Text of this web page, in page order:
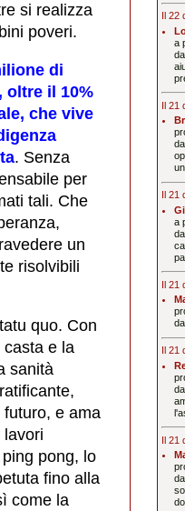
si realizza
poveri.
di
oltre il 10%
che vive
. Senza
per
tali. Che
un
risolvibili
quo. Con
casta e la
sanità
e ama
lavori
pong, lo
fino alla
come la
Il 22
a
Il 21
Il 21
a
Il 21
Il 21
Il 21